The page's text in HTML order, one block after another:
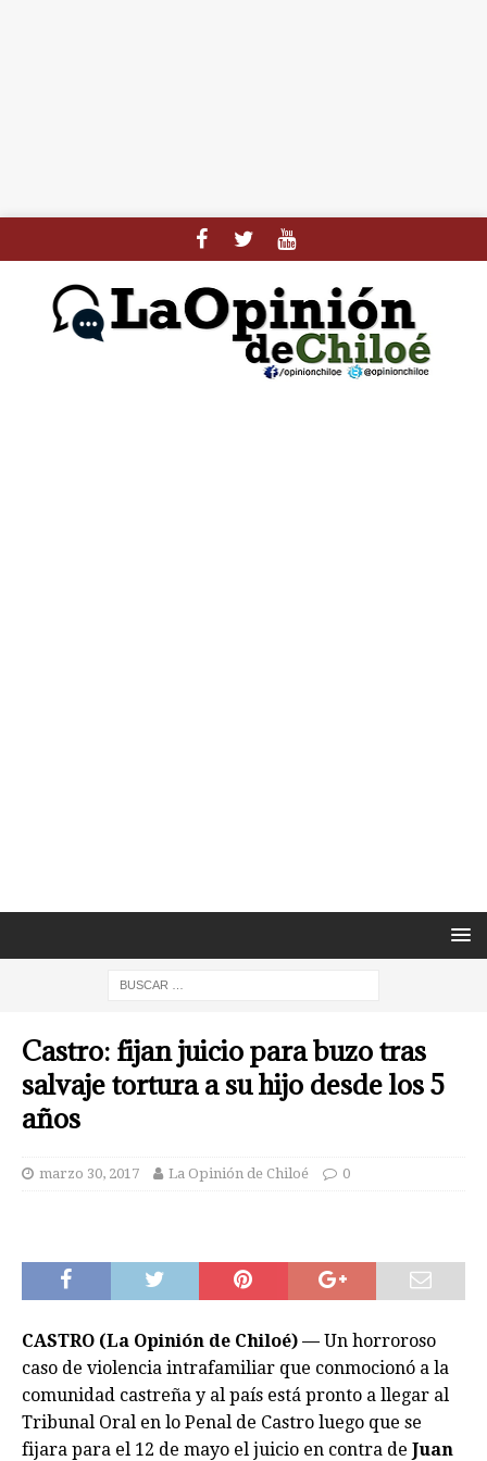
Castro: fijan juicio para buzo tras
salvaje tortura a su hijo desde los 5
años
marzo 30, 2017 La Opinión de Chiloé 0
CASTRO (La Opinión de Chiloé) — Un horroroso
caso de violencia intrafamiliar que conmocionó a la
comunidad castreña y al país está pronto a llegar al
Tribunal Oral en lo Penal de Castro luego que se
fijara para el 12 de mayo el juicio en contra de Juan